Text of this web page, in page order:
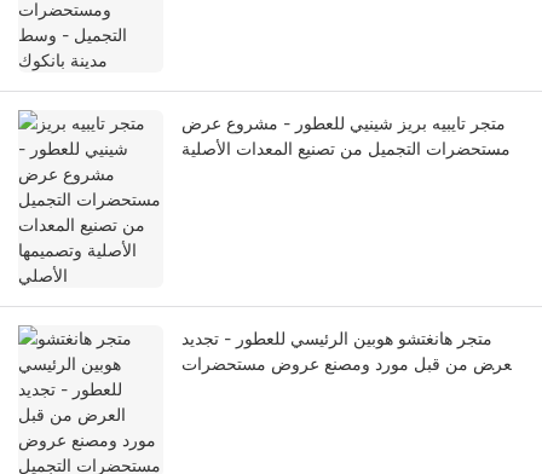
متجر تايبيه بريز شينيي للعطور - مشروع عرض
مستحضرات التجميل من تصنيع المعدات الأصلية
متجر هانغتشو هوبين الرئيسي للعطور - تجديد
العرض من قبل مورد ومصنع عروض مستحضرات